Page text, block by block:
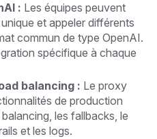
: Les équipes peuvent
et appeler différents
commun de type OpenAI.
spécifique à chaque
balancing : Le proxy
de production
les fallbacks, le
et les logs.